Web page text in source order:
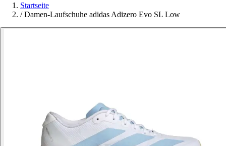
Startseite
/ Damen-Laufschuhe adidas Adizero Evo SL Low